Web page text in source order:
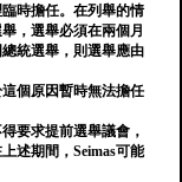
時擔任。在列舉的情
，選舉必須在兩個月
統選舉，則選舉應由
個原因暫時無法擔任
要求提前選舉議會，
述期間，Seimas可能